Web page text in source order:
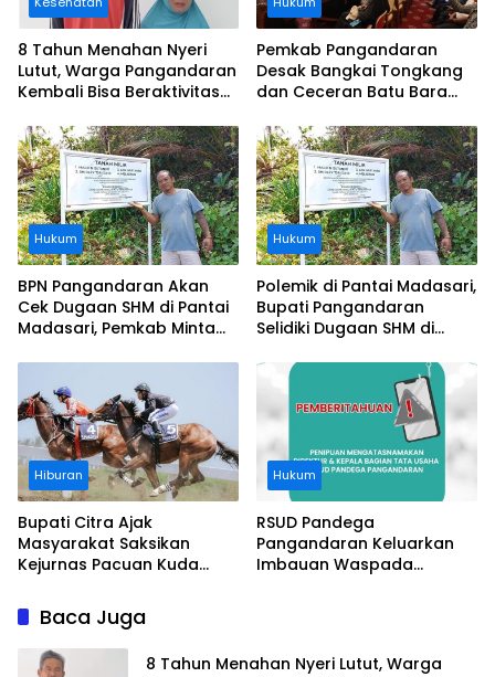
8 Tahun Menahan Nyeri
Lutut, Warga Pangandaran
Kembali Bisa Beraktivitas
Ditanggung BPJS
Pemkab Pangandaran
Desak Bangkai Tongkang
dan Ceceran Batu Bara
Buruknya Koordinasi
Perusahaan
Hukum
BPN Pangandaran Akan
Cek Dugaan SHM di Pantai
Madasari, Pemkab Minta
Hukum
Polemik di Pantai Madasari,
Bupati Pangandaran
Selidiki Dugaan SHM di
Pantai
Hiburan
Bupati Citra Ajak
Masyarakat Saksikan
Kejurnas Pacuan Kuda
Legokjawa
Hukum
RSUD Pandega
Pangandaran Keluarkan
Imbauan Waspada
Baca Juga
8 Tahun Menahan Nyeri Lutut, Warga